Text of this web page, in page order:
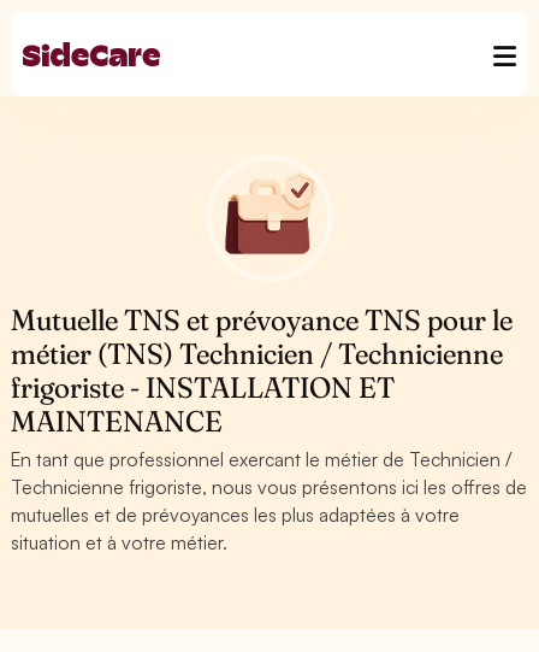
Mutuelle TNS et prévoyance TNS pour le
métier (TNS) Technicien / Technicienne
frigoriste - INSTALLATION ET
MAINTENANCE
En tant que professionnel exercant le métier de Technicien /
Technicienne frigoriste, nous vous présentons ici les offres de
mutuelles et de prévoyances les plus adaptées à votre
situation et à votre métier.